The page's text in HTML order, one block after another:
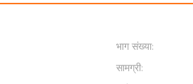
भाग संख्या:
सामग्री: